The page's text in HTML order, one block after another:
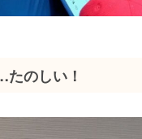
のしい！